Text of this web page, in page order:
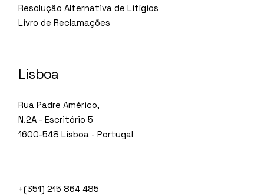
Resolução Alternativa de Litígios
Livro de Reclamações
Lisboa
Rua Padre Américo,
N.2A - Escritório 5
1600-548 Lisboa - Portugal
+(351) 215 864 485